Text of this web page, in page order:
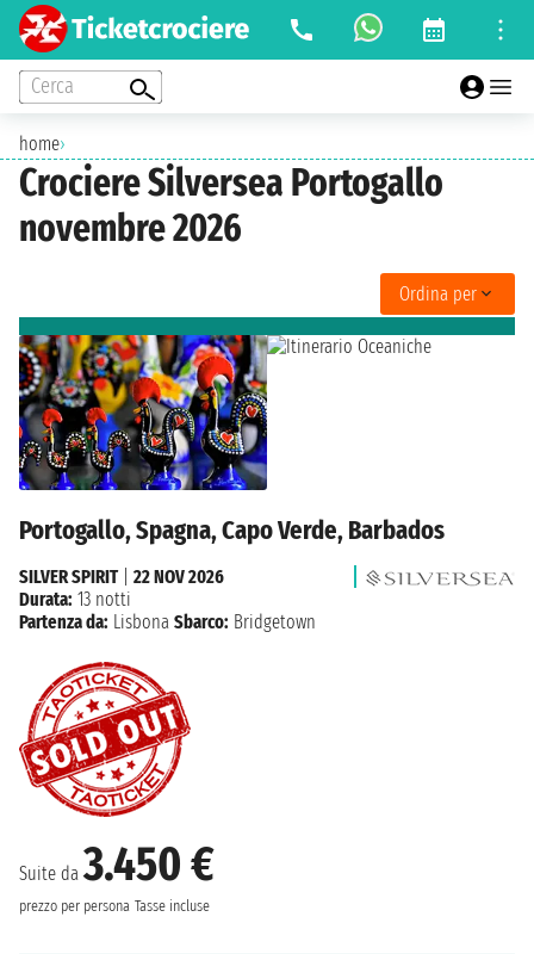
Cerca
home›
Crociere Silversea Portogallo
novembre 2026
Ordina per
Portogallo, Spagna, Capo Verde, Barbados
Suite da3.450 €
prezzo per persona Tasse incluse
SILVER SPIRIT| 22 NOV 2026
Durata: 13 notti
Partenza da: Lisbona Sbarco: Bridgetown